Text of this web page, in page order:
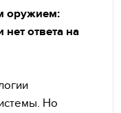
оружием:
ответа на
Но